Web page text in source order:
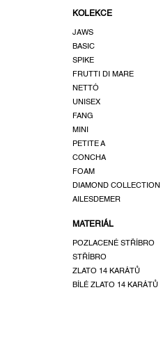
KOLEKCE
JAWS
BASIC
SPIKE
FRUTTI DI MARE
NETTÓ
UNISEX
FANG
MINI
PETITE A
CONCHA
FOAM
DIAMOND COLLECTION
AILESDEMER
MATERIÁL
POZLACENÉ STŘÍBRO
STŘÍBRO
ZLATO 14 KARÁTŮ
BÍLÉ ZLATO 14 KARÁTŮ